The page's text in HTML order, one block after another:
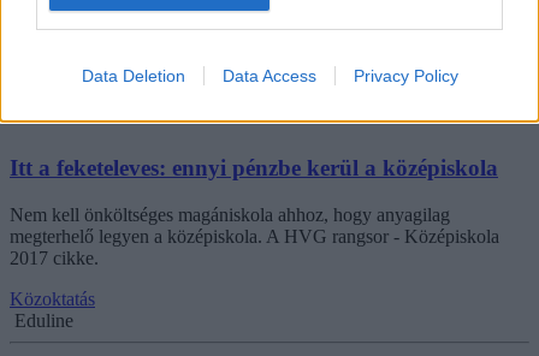
Data Deletion Data Access Privacy Policy
Közoktatás
Itt a feketeleves: ennyi pénzbe kerül a középiskola
Nem kell önköltséges magániskola ahhoz, hogy anyagilag
megterhelő legyen a középiskola. A HVG rangsor - Középiskola
2017 cikke.
Közoktatás
Eduline